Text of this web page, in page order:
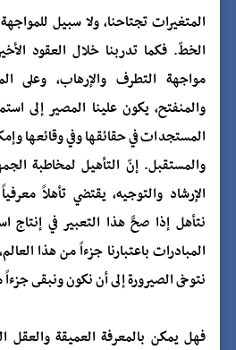
المتغيرات تجتاحنا، ولا سبيل
الخطّ. فكما تدربنا خلال العقود
مواجهة التطرف والإرهاب، وعلى
والمنفتح، يكون علينا المصير إلى
المستجدات في حقائقها وفي وقائعها
والمستقبل. إنّ التأهيل لمخاطبة
الإرشاد والتوجيه، يقتضي تأهلاً
نتأهل إذا صحَّ هذا التعبير في إنتاج
المبادرات باعتبارنا جزءاً من هذا
نتوخى الصيرورة إلى أن نكون ونبقى
فهل يمكن بالمعرفة العميقة والعقل